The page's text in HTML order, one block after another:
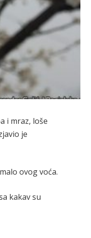
i mraz, loše
je
ovog voća.
kakav su